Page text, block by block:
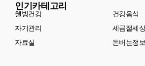
인기카테고리
웰빙건강
건강음식
자기관리
세금절세
자료실
돈버는정보